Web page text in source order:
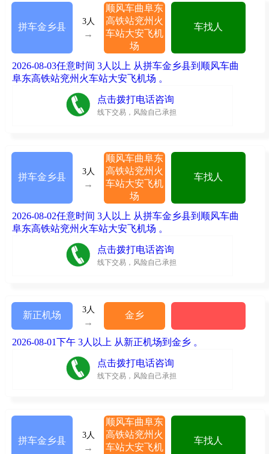
拼车金乡县
3人
→
顺风车曲阜东
高铁站兖州火
车站大安飞机
场
车找人
2026-08-03任意时间 3人以上 从拼车金乡县到顺风车曲
阜东高铁站兖州火车站大安飞机场 。
点击拨打电话咨询
线下交易，风险自己承担
拼车金乡县
3人
→
顺风车曲阜东
高铁站兖州火
车站大安飞机
场
车找人
2026-08-02任意时间 3人以上 从拼车金乡县到顺风车曲
阜东高铁站兖州火车站大安飞机场 。
点击拨打电话咨询
线下交易，风险自己承担
新正机场
3人
→
金乡
2026-08-01下午 3人以上 从新正机场到金乡 。
点击拨打电话咨询
线下交易，风险自己承担
拼车金乡县
3人
→
顺风车曲阜东
高铁站兖州火
车站大安飞机
车找人